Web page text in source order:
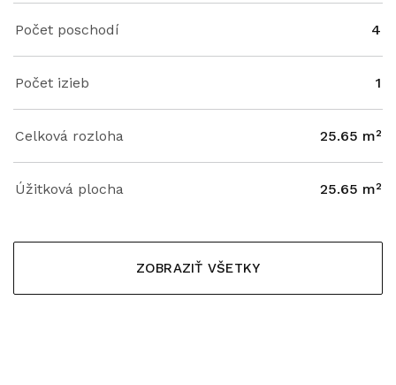
Počet poschodí 4
Počet izieb 1
Celková rozloha 25.65 m²
Úžitková plocha 25.65 m²
ZOBRAZIŤ VŠETKY